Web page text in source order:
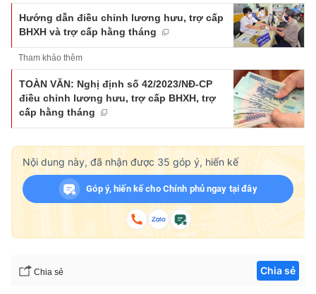
Hướng dẫn điều chỉnh lương hưu, trợ cấp
BHXH và trợ cấp hằng tháng
Tham khảo thêm
TOÀN VĂN: Nghị định số 42/2023/NĐ-CP
điều chỉnh lương hưu, trợ cấp BHXH, trợ
cấp hằng tháng
Nội dung này, đã nhận được 35 góp ý, hiến kế
Góp ý, hiến kế cho Chính phủ ngay tại đây
Chia sẻ Chia sẻ